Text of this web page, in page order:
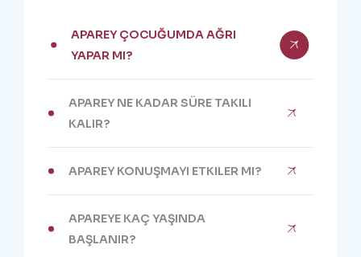
APAREY ÇOCUĞUMDA AĞRI
YAPAR MI?
APAREY NE KADAR SÜRE TAKILI
KALIR?
APAREY KONUŞMAYI ETKILER MI?
APAREYE KAÇ YAŞINDA
BAŞLANIR?